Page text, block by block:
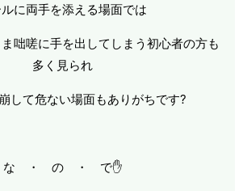
ルに両手を添える場面では
咄嗟に手を出してしまう初心者の方も
多く見られ
して危ない場面もありがちです?
な ・ の ・ で✋